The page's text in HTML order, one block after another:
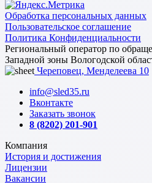
Обработка персональных данных
Пользовательское соглашение
Политика Конфиденциальности
Региональный оператор по
Западной зоны Вологодской
Череповец, Менделеева 10
info@sled35.ru
Вконтакте
Заказать звонок
8 (8202) 201-901
Компания
История и достижения
Лицензии
Вакансии